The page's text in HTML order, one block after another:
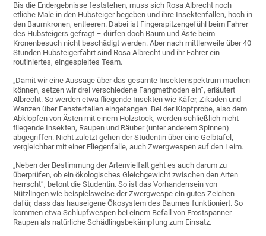
Bis die Endergebnisse feststehen, muss sich Rosa Albrecht noch
etliche Male in den Hubsteiger begeben und ihre Insektenfallen, hoch in
den Baumkronen, entleeren. Dabei ist Fingerspitzengefühl beim Fahrer
des Hubsteigers gefragt – dürfen doch Baum und Äste beim
Kronenbesuch nicht beschädigt werden. Aber nach mittlerweile über 40
Stunden Hubsteigerfahrt sind Rosa Albrecht und ihr Fahrer ein
routiniertes, eingespieltes Team.
„Damit wir eine Aussage über das gesamte Insektenspektrum machen
können, setzen wir drei verschiedene Fangmethoden ein“, erläutert
Albrecht. So werden etwa fliegende Insekten wie Käfer, Zikaden und
Wanzen über Fensterfallen eingefangen. Bei der Klopfprobe, also dem
Abklopfen von Ästen mit einem Holzstock, werden schließlich nicht
fliegende Insekten, Raupen und Räuber (unter anderem Spinnen)
abgegriffen. Nicht zuletzt gehen der Studentin über eine Gelbtafel,
vergleichbar mit einer Fliegenfalle, auch Zwergwespen auf den Leim.
„Neben der Bestimmung der Artenvielfalt geht es auch darum zu
überprüfen, ob ein ökologisches Gleichgewicht zwischen den Arten
herrscht“, betont die Studentin. So ist das Vorhandensein von
Nützlingen wie beispielsweise der Zwergwespe ein gutes Zeichen
dafür, dass das hauseigene Ökosystem des Baumes funktioniert. So
kommen etwa Schlupfwespen bei einem Befall von Frostspanner-
Raupen als natürliche Schädlingsbekämpfung zum Einsatz.